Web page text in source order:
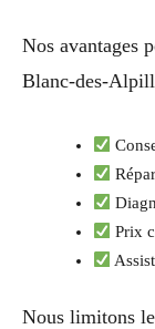
Nos avantages
Blanc-des-
Prix
Nous limitons